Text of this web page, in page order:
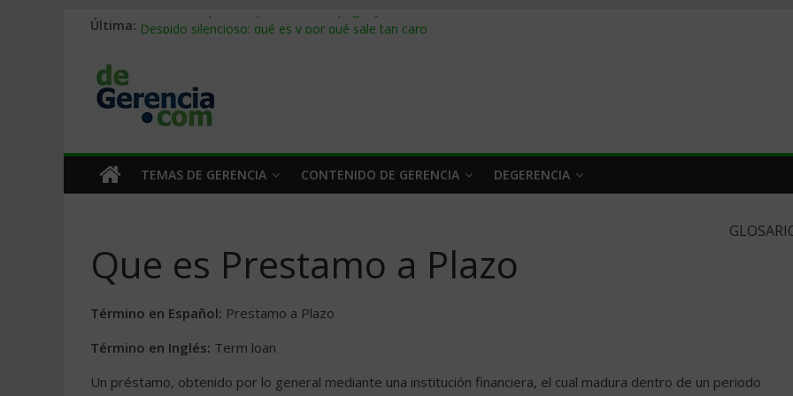
Última: Stablecoins para empresas: cómo pagar y cobrar en 2026
Trabajo forzoso en la cadena de suministro: qué hacer
Mercado hispano de EE. UU.: cómo segmentarlo y venderle
TEMAS DE GERENCIA CONTENIDO DE GERENCIA DEGERENCIA
Que es Prestamo a Plazo
Término en Español: Prestamo a Plazo
Término en Inglés: Term loan
Un préstamo, obtenido por lo general mediante una institución financiera, el cual madura dentro de un periodo